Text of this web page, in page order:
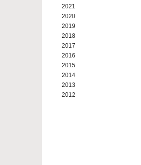
2021
2020
2019
2018
2017
2016
2015
2014
2013
2012